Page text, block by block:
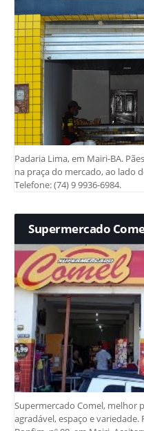
Padaria Lima, em Mairi-BA.
na praça do mercado, ao lado
Telefone: (74) 9 9936-6984.
Supermercado
Supermercado Comel, melhor
agradável, espaço e variedade.